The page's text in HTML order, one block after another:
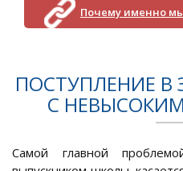
Почему именно
ПОСТУПЛЕНИЕ В
С
Самой главной